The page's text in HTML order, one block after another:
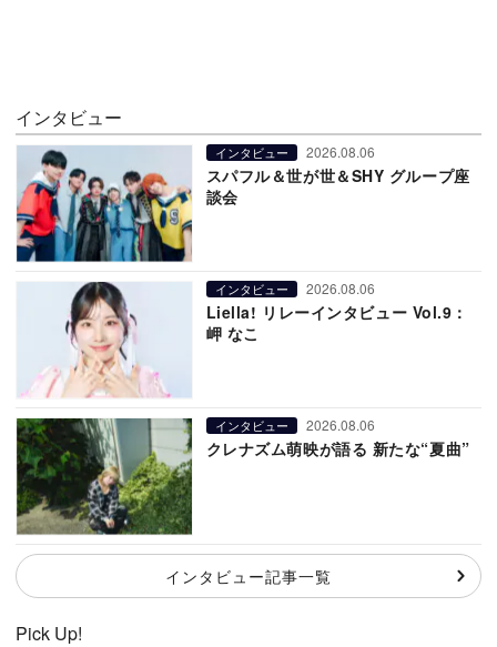
インタビュー
インタビュー 2026.08.06
スパフル＆世が世＆SHY グループ座
談会
インタビュー 2026.08.06
Liella! リレーインタビュー Vol.9：
岬 なこ
インタビュー 2026.08.06
クレナズム萌映が語る 新たな“夏曲”
インタビュー記事一覧
Pick Up!